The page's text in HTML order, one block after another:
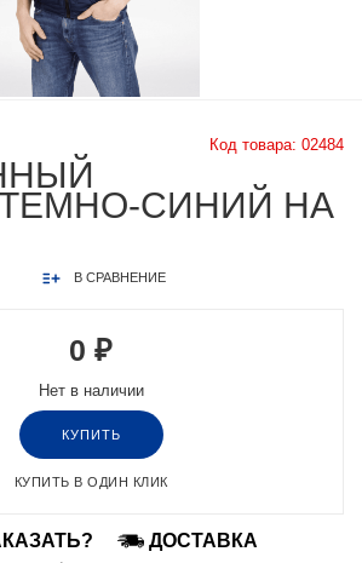
Код товара: 02484
СИНИЙ НА
В СРАВНЕНИЕ
0 ₽
Нет в наличии
КУПИТЬ
КУПИТЬ В ОДИН КЛИК
ДОСТАВКА